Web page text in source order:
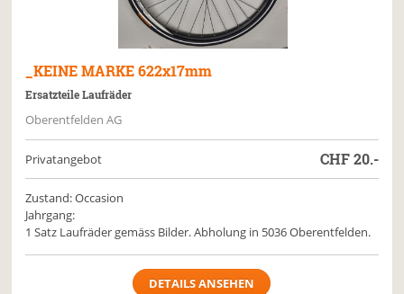
_KEINE MARKE 622x17mm
Ersatzteile Laufräder
Oberentfelden AG
Privatangebot CHF20.-
Zustand: Occasion
Jahrgang:
1 Satz Laufräder gemäss Bilder. Abholung in 5036 Oberentfelden.
DETAILS ANSEHEN